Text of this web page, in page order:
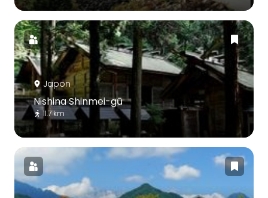
Japon
Nishina Shinmei-gū
11.7 km